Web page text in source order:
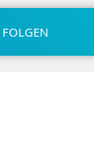
FOLGEN